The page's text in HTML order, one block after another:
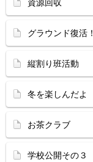
資源回収
グラウンド復活！
縦割り班活動
冬を楽しんだよ
お茶クラブ
学校公開その３